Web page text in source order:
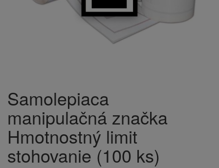
Samolepiaca
manipulačná značka
Hmotnostný limit
stohovanie (100 ks)